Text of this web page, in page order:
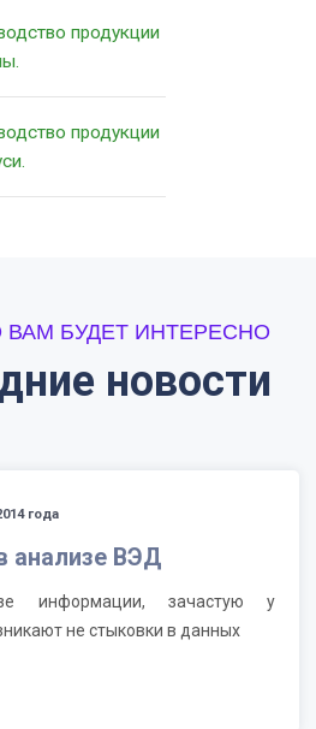
продукции
продукции
БУДЕТ ИНТЕРЕСНО
новости
года
анализе ВЭД
информации, зачастую у
не стыковки в данных